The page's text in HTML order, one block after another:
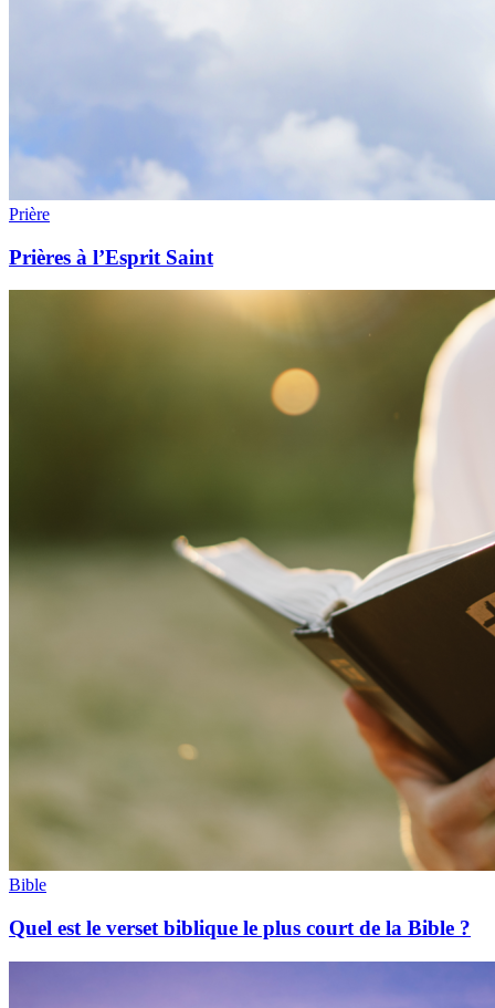
Prière
Prières à l’Esprit Saint
Bible
Quel est le verset biblique le plus court de la Bible ?